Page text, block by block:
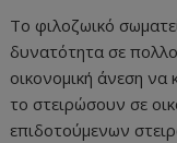
Το φιλοζωικό
δυνατότητα σε
οικονομική άνεση
το στειρώσουν σε
επιδοτούμενων